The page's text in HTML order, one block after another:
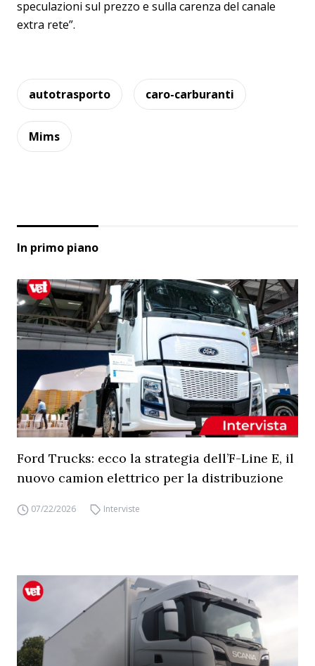
speculazioni sul prezzo e sulla carenza del canale
extra rete”.
autotrasporto caro-carburanti
Mims
In primo piano
Ford Trucks: ecco la strategia dell’F-Line E, il
nuovo camion elettrico per la distribuzione
07/22/2026 Interviste